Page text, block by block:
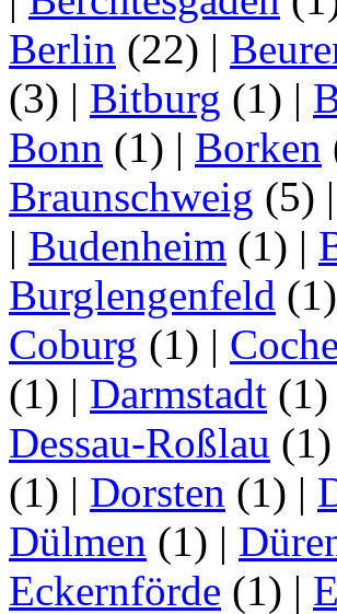
Berlin (22) |
(3) | Bitburg (1) |
Bonn (1) | Borken
Braunschweig (5) |
| Budenheim (1) |
Burglengenfeld (1)
Coburg (1) |
(1) | Darmstadt (1)
Dessau-Roßlau (1)
(1) | Dorsten (1) |
Dülmen (1) |
Eckernförde (1) |